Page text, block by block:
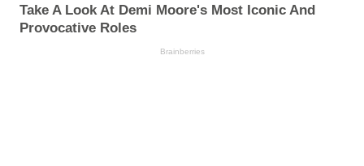
Take A Look At Demi Moore's Most Iconic And
Provocative Roles
Brainberries